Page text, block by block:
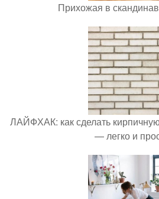
Прихожая в
ЛАЙФХАК: как сделать
— легко и